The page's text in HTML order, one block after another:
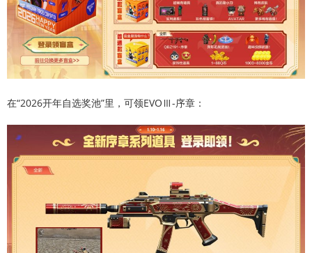
在“2026开年自选奖池”里，可领EVOⅢ-序章：